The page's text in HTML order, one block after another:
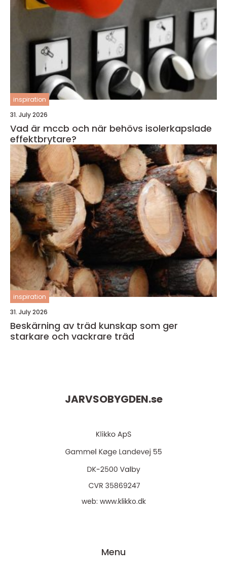
inspiration
31. July 2026
Vad är mccb och när behövs isolerkapslade
effektbrytare?
inspiration
31. July 2026
Beskärning av träd kunskap som ger
starkare och vackrare träd
JARVSOBYGDEN.se
web: www.klikko.dk
Menu